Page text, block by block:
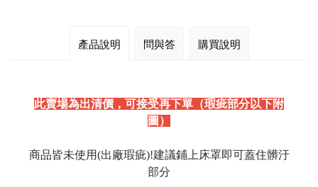
產品說明 問與答 購買說明
此賣場為出清價，可接受再下單（瑕疵部分以下附
圖）
商品皆未使用(出廠瑕疵)!建議鋪上床罩即可蓋住髒汙
部分